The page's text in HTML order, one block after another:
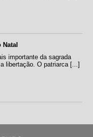
Natal
importante da sagrada
libertação. O patriarca [...]